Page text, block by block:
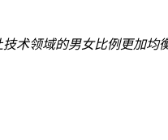
术领域的男女比例更加均衡